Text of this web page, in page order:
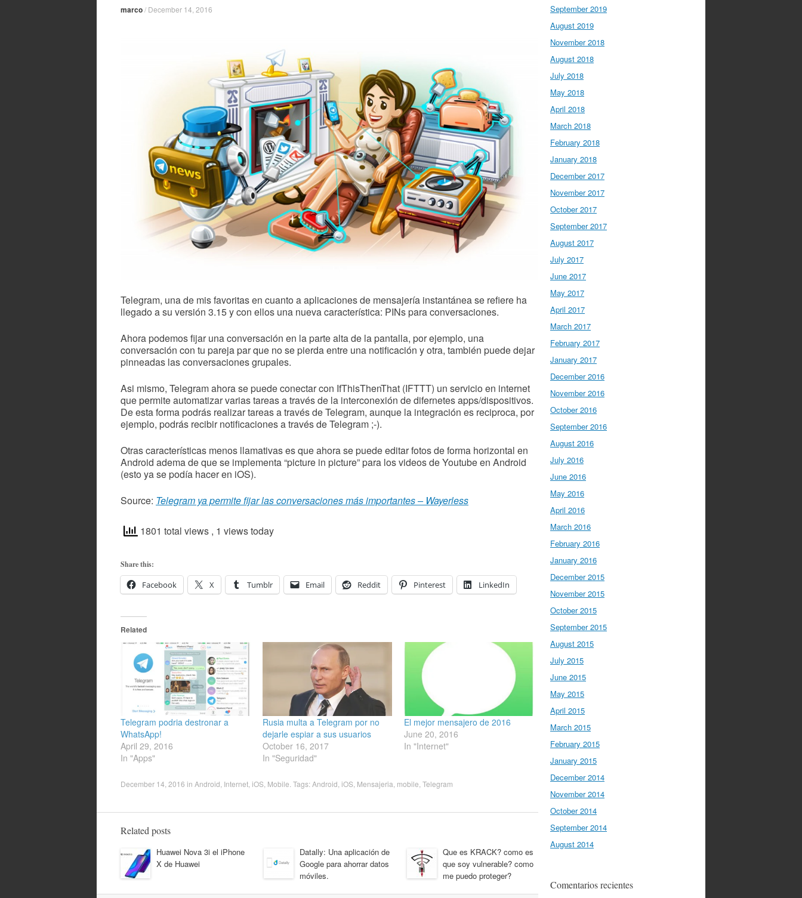
marco/ December 14, 2016
Telegram, una de mis favoritas en cuanto a aplicaciones de mensajería instantánea se refiere ha
llegado a su versión 3.15 y con ellos una nueva característica: PINs para conversaciones.
Ahora podemos fijar una conversación en la parte alta de la pantalla, por ejemplo, una
conversación con tu pareja par que no se pierda entre una notificación y otra, también puede dejar
pinneadas las conversaciones grupales.
Asi mismo, Telegram ahora se puede conectar con IfThisThenThat (IFTTT) un servicio en internet
que permite automatizar varias tareas a través de la interconexión de difernetes apps/dispositivos.
De esta forma podrás realizar tareas a través de Telegram, aunque la integración es reciproca, por
ejemplo, podrás recibir notificaciones a través de Telegram ;-).
Otras características menos llamativas es que ahora se puede editar fotos de forma horizontal en
Android adema de que se implementa “picture in picture” para los videos de Youtube en Android
(esto ya se podía hacer en iOS).
Source: Telegram ya permite fijar las conversaciones más importantes – Wayerless
1801 total views , 1 views today
Share this:
Facebook X Tumblr Email Reddit Pinterest LinkedIn
Related
Telegram podria destronar a
WhatsApp!
April 29, 2016
In "Apps"
Rusia multa a Telegram por no
dejarle espiar a sus usuarios
October 16, 2017
In "Seguridad"
El mejor mensajero de 2016
June 20, 2016
In "Internet"
December 14, 2016 in Android Internet iOS Mobile . Tags:Android iOS Mensajeria mobile Telegram
Related posts
Huawei Nova 3i el iPhone
X de Huawei
Datally: Una aplicación de
Google para ahorrar datos
móviles.
Que es KRACK? como es
que soy vulnerable? como
me puedo proteger?
September 2019
August 2019
November 2018
August 2018
July 2018
May 2018
April 2018
March 2018
February 2018
January 2018
December 2017
November 2017
October 2017
September 2017
August 2017
July 2017
June 2017
May 2017
April 2017
March 2017
February 2017
January 2017
December 2016
November 2016
October 2016
September 2016
August 2016
July 2016
June 2016
May 2016
April 2016
March 2016
February 2016
January 2016
December 2015
November 2015
October 2015
September 2015
August 2015
July 2015
June 2015
May 2015
April 2015
March 2015
February 2015
January 2015
December 2014
November 2014
October 2014
September 2014
August 2014
Comentarios recientes